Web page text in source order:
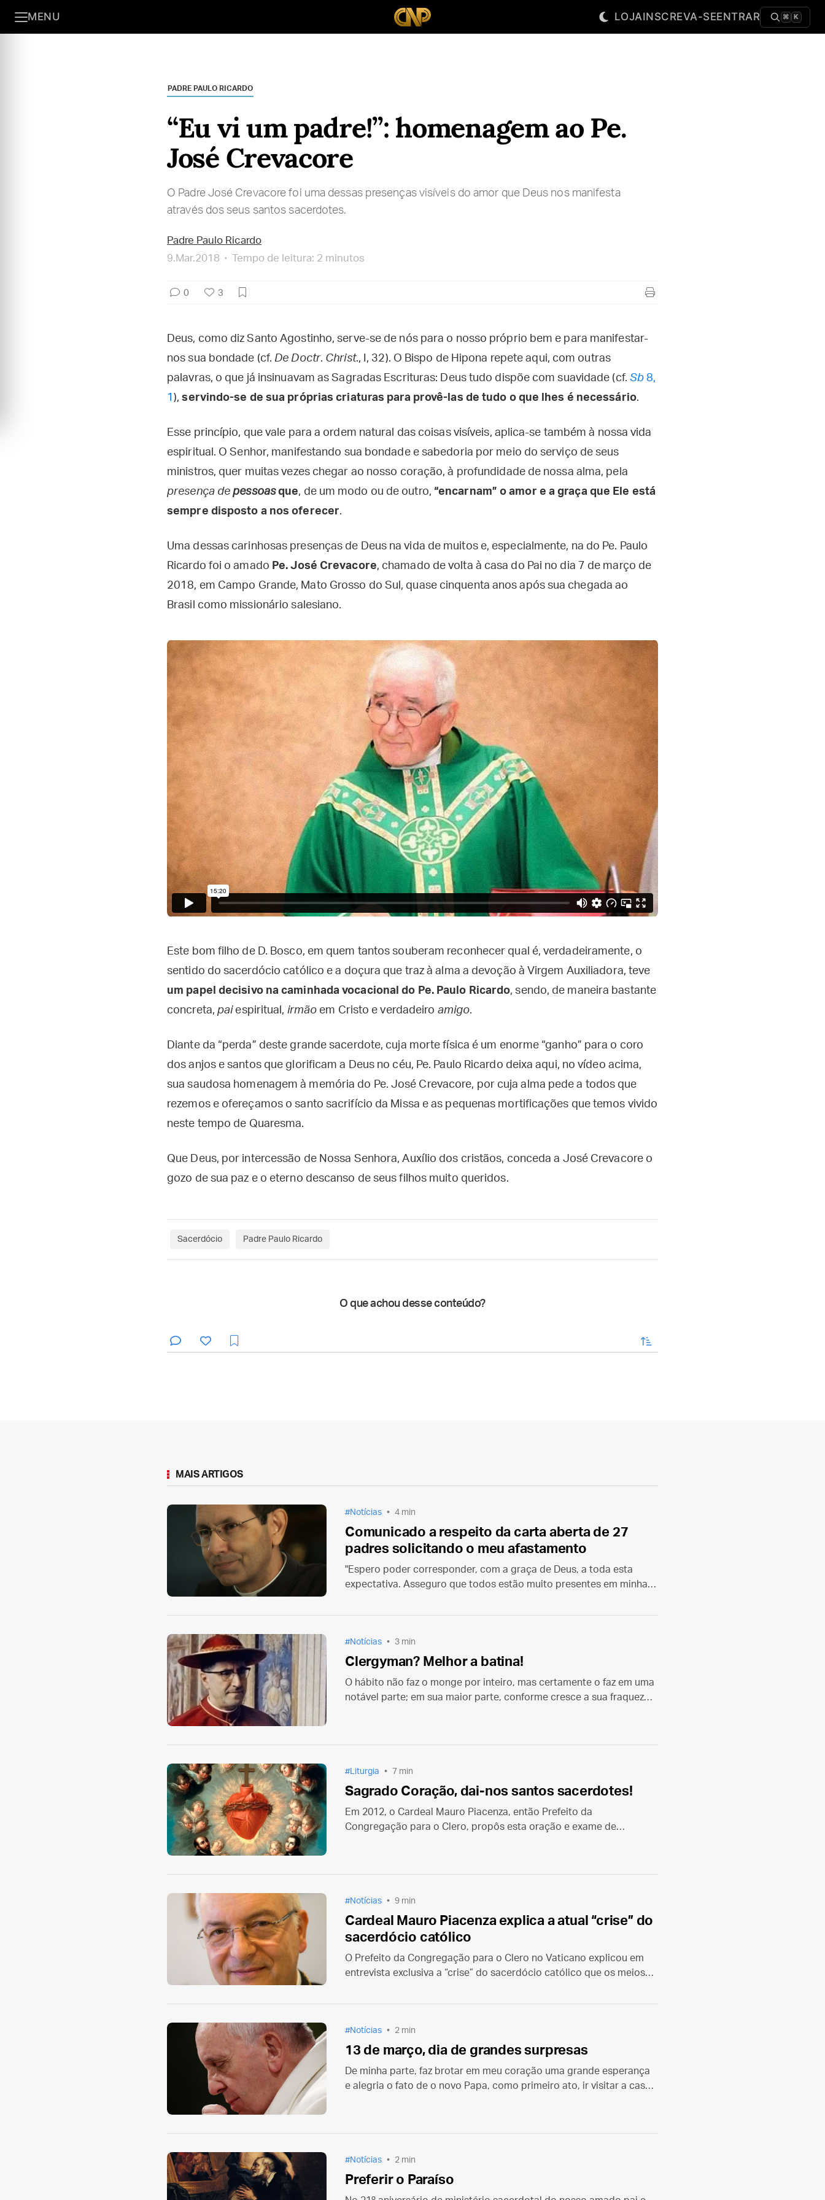
MENU LOJAINSCREVA-SEENTRAR ⌘ K
PADRE PAULO RICARDO
“Eu vi um padre!”: homenagem ao Pe.
José Crevacore
O Padre José Crevacore foi uma dessas presenças visíveis do amor que Deus nos manifesta
através dos seus santos sacerdotes.
Padre Paulo Ricardo
9.Mar.2018
Tempo de leitura: 2 minutos
0 3
Deus, como diz Santo Agostinho, serve-se de nós para o nosso próprio bem e para manifestar-
nos sua bondade (cf.De Doctr. Christ., I, 32). O Bispo de Hipona repete aqui, com outras
palavras, o que já insinuavam as Sagradas Escrituras: Deus tudo dispõe com suavidade (cf. Sb 8,
1 ),servindo-se de sua próprias criaturas para provê-las de tudo o que lhes é necessário.
Esse princípio, que vale para a ordem natural das coisas visíveis, aplica-se também à nossa vida
espiritual. O Senhor, manifestando sua bondade e sabedoria por meio do serviço de seus
ministros, quer muitas vezes chegar ao nosso coração, à profundidade de nossa alma, pela
presença depessoasque, de um modo ou de outro, “encarnam” o amor e a graça que Ele está
sempre disposto a nos oferecer.
Uma dessas carinhosas presenças de Deus na vida de muitos e, especialmente, na do Pe. Paulo
Ricardo foi o amado Pe. José Crevacore, chamado de volta à casa do Pai no dia 7 de março de
2018, em Campo Grande, Mato Grosso do Sul, quase cinquenta anos após sua chegada ao
Brasil como missionário salesiano.
Este bom filho de D. Bosco, em quem tantos souberam reconhecer qual é, verdadeiramente, o
sentido do sacerdócio católico e a doçura que traz à alma a devoção à Virgem Auxiliadora, teve
um papel decisivo na caminhada vocacional do Pe. Paulo Ricardo, sendo, de maneira bastante
concreta, paiespiritual, irmão em Cristo e verdadeiro amigo.
Diante da “perda” deste grande sacerdote, cuja morte física é um enorme “ganho” para o coro
dos anjos e santos que glorificam a Deus no céu, Pe. Paulo Ricardo deixa aqui, no vídeo acima,
sua saudosa homenagem à memória do Pe. José Crevacore, por cuja alma pede a todos que
rezemos e ofereçamos o santo sacrifício da Missa e as pequenas mortificações que temos vivido
neste tempo de Quaresma.
Que Deus, por intercessão de Nossa Senhora, Auxílio dos cristãos, conceda a José Crevacore o
gozo de sua paz e o eterno descanso de seus filhos muito queridos.
Sacerdócio Padre Paulo Ricardo
O que achou desse conteúdo?
enviar
MAIS ARTIGOS
Notícias 4 min
Comunicado a respeito da carta aberta de 27
padres solicitando o meu afastamento
"Espero poder corresponder, com a graça de Deus, a toda esta
expectativa. Asseguro que todos estão muito presentes em minha
Notícias 3 min
Clergyman? Melhor a batina!
O hábito não faz o monge por inteiro, mas certamente o faz em uma
notável parte; em sua maior parte, conforme cresce a sua fraqueza
Liturgia 7 min
Sagrado Coração, dai-nos santos sacerdotes!
Em 2012, o Cardeal Mauro Piacenza, então Prefeito da
Congregação para o Clero, propôs esta oração e exame de
Notícias 9 min
Cardeal Mauro Piacenza explica a atual “crise” do
sacerdócio católico
O Prefeito da Congregação para o Clero no Vaticano explicou em
entrevista exclusiva a “crise” do sacerdócio católico que os meios
Notícias 2 min
13 de março, dia de grandes surpresas
De minha parte, faz brotar em meu coração uma grande esperança
e alegria o fato de o novo Papa, como primeiro ato, ir visitar a casa
Notícias 2 min
Preferir o Paraíso